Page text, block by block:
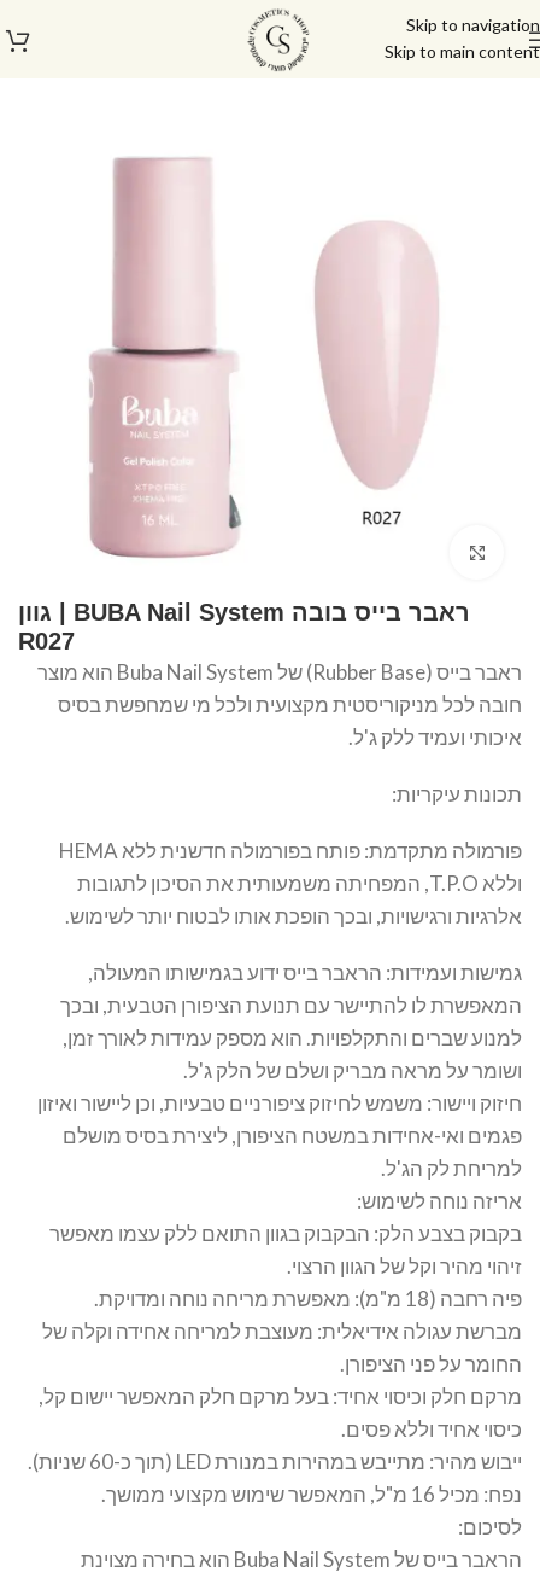
Skip to navigation
Skip to main content
עמוד הבית
ראבר בייס בובה BUBA Nail System | גוון
R027
ראבר בייס (Rubber Base) של Buba Nail System הוא מוצר
חובה לכל מניקוריסטית מקצועית ולכל מי שמחפשת בסיס
איכותי ועמיד ללק ג'ל.
תכונות עיקריות:
פורמולה מתקדמת: פותח בפורמולה חדשנית ללא HEMA
וללא T.P.O, המפחיתה משמעותית את הסיכון לתגובות
אלרגיות ורגישויות, ובכך הופכת אותו לבטוח יותר לשימוש.
גמישות ועמידות: הראבר בייס ידוע בגמישותו המעולה,
המאפשרת לו להתיישר עם תנועת הציפורן הטבעית, ובכך
למנוע שברים והתקלפויות. הוא מספק עמידות לאורך זמן,
ושומר על מראה מבריק ושלם של הלק ג'ל.
חיזוק ויישור: משמש לחיזוק ציפורניים טבעיות, וכן ליישור ואיזון
פגמים ואי-אחידות במשטח הציפורן, ליצירת בסיס מושלם
למריחת לק הג'ל.
אריזה נוחה לשימוש:
בקבוק בצבע הלק: הבקבוק בגוון התואם ללק עצמו מאפשר
זיהוי מהיר וקל של הגוון הרצוי.
פיה רחבה (18 מ"מ): מאפשרת מריחה נוחה ומדויקת.
מברשת עגולה אידיאלית: מעוצבת למריחה אחידה וקלה של
החומר על פני הציפורן.
מרקם חלק וכיסוי אחיד: בעל מרקם חלק המאפשר יישום קל,
כיסוי אחיד וללא פסים.
ייבוש מהיר: מתייבש במהירות במנורת LED (תוך כ-60 שניות).
נפח: מכיל 16 מ"ל, המאפשר שימוש מקצועי ממושך.
לסיכום:
הראבר בייס של Buba Nail System הוא בחירה מצוינת